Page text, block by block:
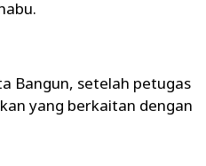
Bangun, setelah petugas
yang berkaitan dengan